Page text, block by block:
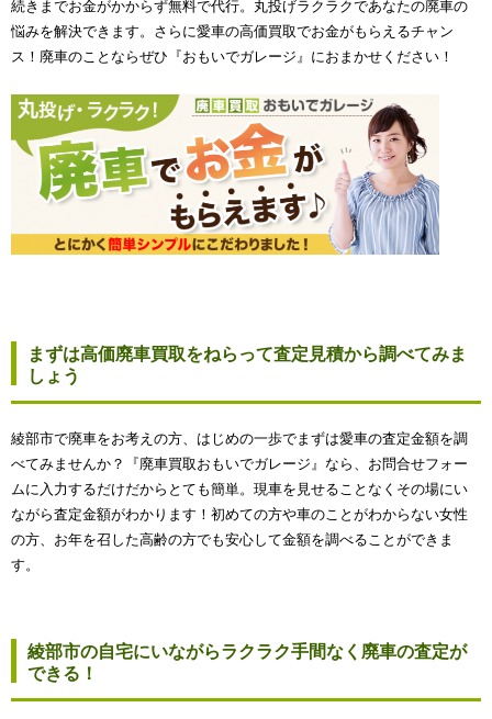
続きまでお金がかからず無料で代行。丸投げラクラクであなたの廃車の
悩みを解決できます。さらに愛車の高価買取でお金がもらえるチャン
ス！廃車のことならぜひ『おもいでガレージ』におまかせください！
まずは高価廃車買取をねらって査定見積から調べてみま
しょう
綾部市で廃車をお考えの方、はじめの一歩でまずは愛車の査定金額を調
べてみませんか？『廃車買取おもいでガレージ』なら、お問合せフォー
ムに入力するだけだからとても簡単。現車を見せることなくその場にい
ながら査定金額がわかります！初めての方や車のことがわからない女性
の方、お年を召した高齢の方でも安心して金額を調べることができま
す。
綾部市の自宅にいながらラクラク手間なく廃車の査定が
できる！